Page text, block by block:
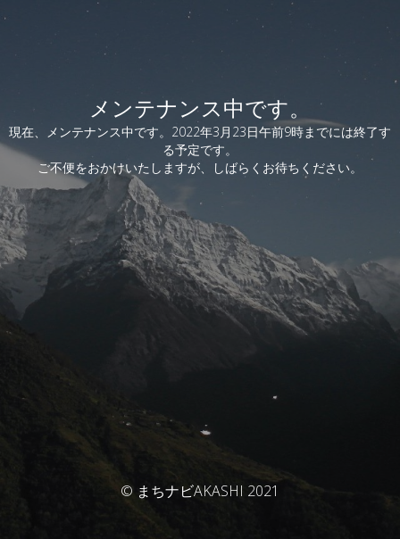
メンテナンス中です。
現在、メンテナンス中です。2022年3月23日午前9時までには終了す
る予定です。
ご不便をおかけいたしますが、しばらくお待ちください。
© まちナビAKASHI 2021